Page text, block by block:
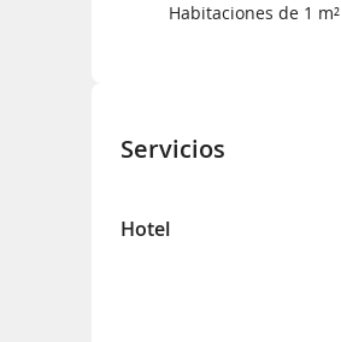
Habitaciones de 1 m²
Servicios
Hotel